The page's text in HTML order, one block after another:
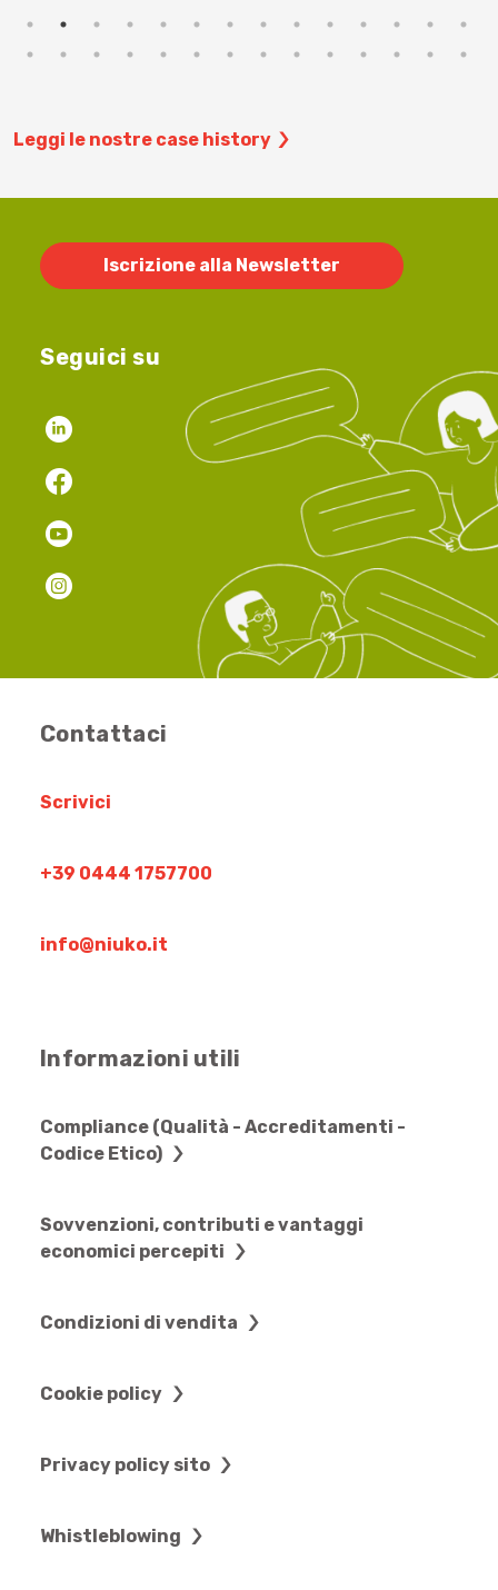
Leggi le nostre case history
Iscrizione alla Newsletter
Seguici su
Contattaci
Scrivici
+39 0444 1757700
info@niuko.it
Informazioni utili
Compliance (Qualità - Accreditamenti -
Codice Etico)
Sovvenzioni, contributi e vantaggi
economici percepiti
Condizioni di vendita
Cookie policy
Privacy policy sito
Whistleblowing